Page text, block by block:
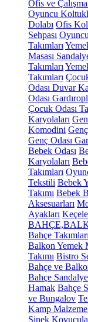
Ofis ve
Oyuncu
Dolabı Ofis
Sehpası
Takımları
Masası
Takımları
Takımları
Odası Duvar
Odası
Çocuk Odası
Karyolaları
Komodini
Genç Odası
Bebek Odası
Karyolaları
Takımları
Tekstili Bebek
Takımı Bebek
Aksesuarları
Ayakları
Bahçe Takımları
Balkon Yemek
Takımı Bistro
Bahçe ve
Bahçe
Hamak Bahçe
ve Bungalov
Kamp
Sinek